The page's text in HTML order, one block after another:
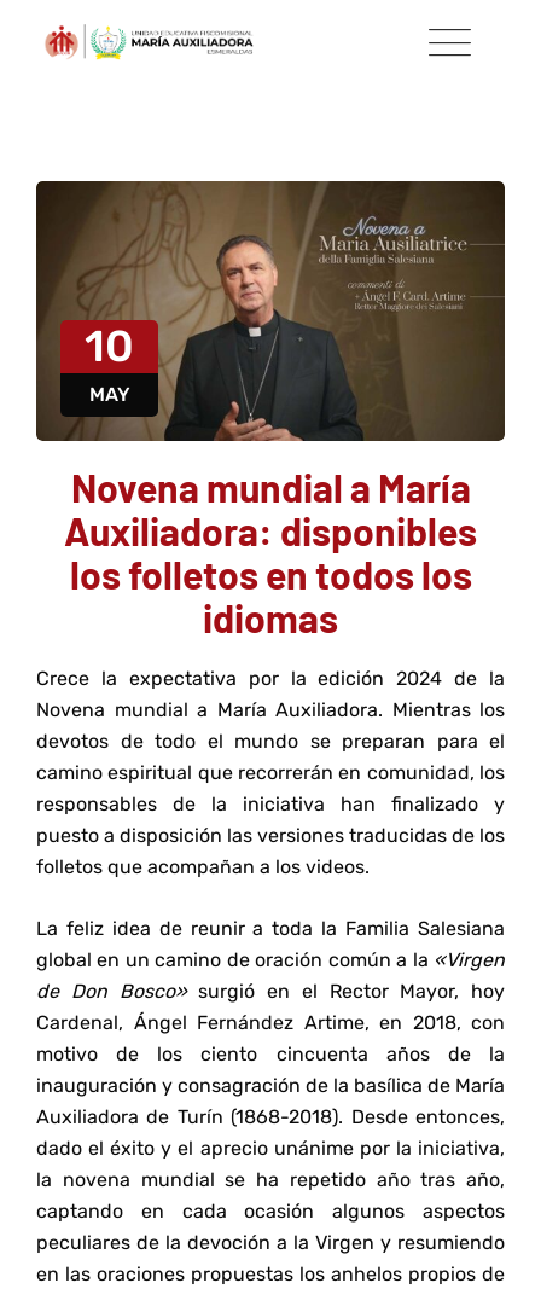
10
MAY
Novena mundial a María
Auxiliadora: disponibles
los folletos en todos los
idiomas
Crece la expectativa por la edición 2024 de la
Novena mundial a María Auxiliadora. Mientras los
devotos de todo el mundo se preparan para el
camino espiritual que recorrerán en comunidad, los
responsables de la iniciativa han finalizado y
puesto a disposición las versiones traducidas de los
folletos que acompañan a los videos.
La feliz idea de reunir a toda la Familia Salesiana
global en un camino de oración común a la «Virgen
de Don Bosco»surgió en el Rector Mayor, hoy
Cardenal, Ángel Fernández Artime, en 2018, con
motivo de los ciento cincuenta años de la
inauguración y consagración de la basílica de María
Auxiliadora de Turín (1868-2018). Desde entonces,
dado el éxito y el aprecio unánime por la iniciativa,
la novena mundial se ha repetido año tras año,
captando en cada ocasión algunos aspectos
peculiares de la devoción a la Virgen y resumiendo
en las oraciones propuestas los anhelos propios de